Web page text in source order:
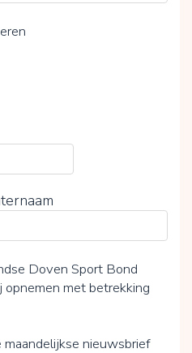
Doven Sport Bond
met betrekking
maandelijkse nieuwsbrief